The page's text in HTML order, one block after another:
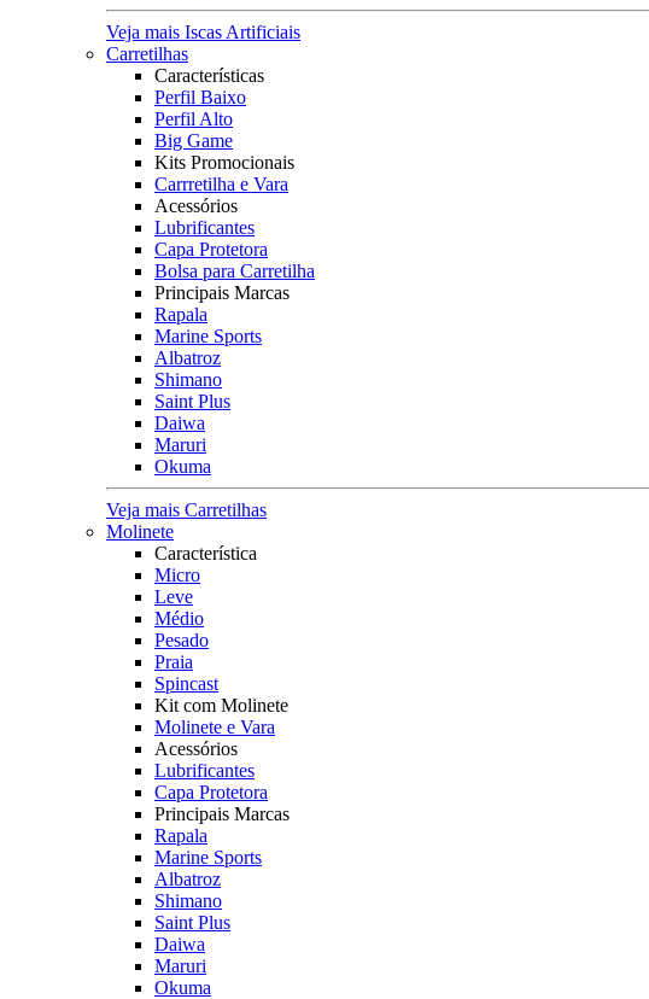
Veja mais Iscas Artificiais
Carretilhas
Características
Perfil Baixo
Perfil Alto
Big Game
Kits Promocionais
Carrretilha e Vara
Acessórios
Lubrificantes
Capa Protetora
Bolsa para Carretilha
Principais Marcas
Rapala
Marine Sports
Albatroz
Shimano
Saint Plus
Daiwa
Maruri
Okuma
Veja mais Carretilhas
Molinete
Característica
Micro
Leve
Médio
Pesado
Praia
Spincast
Kit com Molinete
Molinete e Vara
Acessórios
Lubrificantes
Capa Protetora
Principais Marcas
Rapala
Marine Sports
Albatroz
Shimano
Saint Plus
Daiwa
Maruri
Okuma